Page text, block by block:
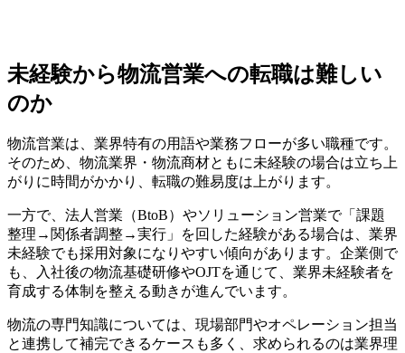
未経験から物流営業への転職は難しい
のか
物流営業は、業界特有の用語や業務フローが多い職種です。
そのため、物流業界・物流商材ともに未経験の場合は立ち上
がりに時間がかかり、転職の難易度は上がります。
一方で、法人営業（BtoB）やソリューション営業で「課題
整理→関係者調整→実行」を回した経験がある場合は、業界
未経験でも採用対象になりやすい傾向があります。企業側で
も、入社後の物流基礎研修やOJTを通じて、業界未経験者を
育成する体制を整える動きが進んでいます。
物流の専門知識については、現場部門やオペレーション担当
と連携して補完できるケースも多く、求められるのは業界理